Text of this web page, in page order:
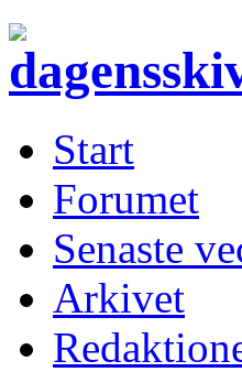
Start
Forumet
Senaste
Arkivet